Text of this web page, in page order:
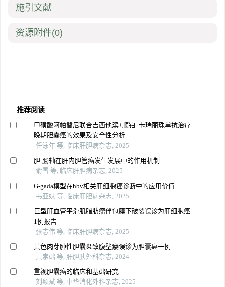
施引文献
资源附件(0)
推荐阅读
甲磺酸阿帕替尼联合吉西他滨+顺铂+卡瑞丽珠单抗治疗
晚期胆囊癌的效果及安全性分析
任泳年 等, 临床肝胆病杂志, 2025
胆-肠轴在肝内胆管癌发生发展中的作用机制
俞雪 等, 临床肝胆病杂志, 2025
G-gada模型在hbv相关肝细胞癌诊断中的应用价值
韦亚妹 等, 临床肝胆病杂志, 2025
巨型肝血管平滑肌脂肪瘤伴包膜下破裂误诊为肝细胞癌
1例报告
张志伟 等, 临床肝胆病杂志, 2025
黄色肉芽肿性胆囊炎致腹壁瘘误诊为胆囊癌一例
黄崇础 等, 肝胆胰外科杂志, 2024
重视胆囊癌的临床和基础研究
刘颖斌 等, 中华消化外科杂志, 2025